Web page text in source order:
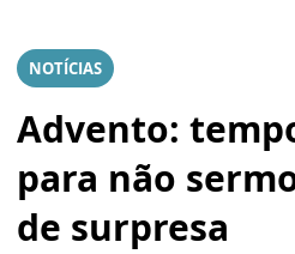
NOTÍCIAS
Advento:
para não
de surpresa